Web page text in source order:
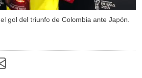
gol del triunfo de Colombia ante Japón.